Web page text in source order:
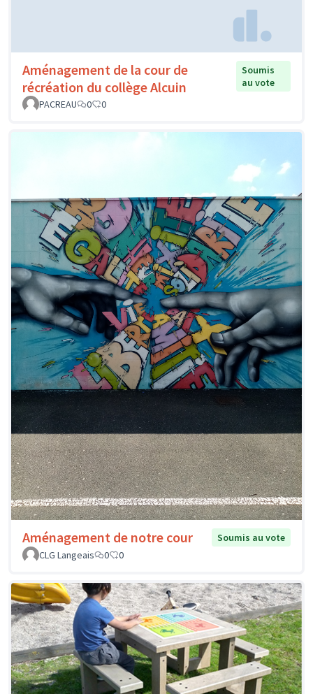
Aménagement de la cour de
récréation du collège Alcuin
Soumis
au vote
PACREAU
0 0
Aménagement de notre cour
Soumis au vote
CLG Langeais
0 0